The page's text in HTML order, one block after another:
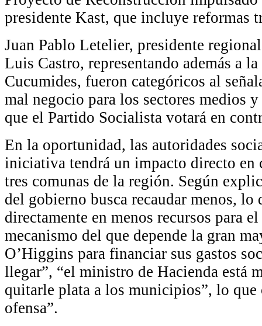
presidente Kast, que incluye reformas
Juan Pablo Letelier, presidente
Luis Castro, representando además a
Cucumides, fueron categóricos al
mal negocio para los sectores medios
que el Partido Socialista votará en
En la oportunidad, las autoridades
iniciativa tendrá un impacto directo en
tres comunas de la región. Según
del gobierno busca recaudar menos, lo
directamente en menos recursos para
mecanismo del que depende la gran
O’Higgins para financiar sus gastos
llegar”, “el ministro de Hacienda está
quitarle plata a los municipios”, lo que
ofensa”.